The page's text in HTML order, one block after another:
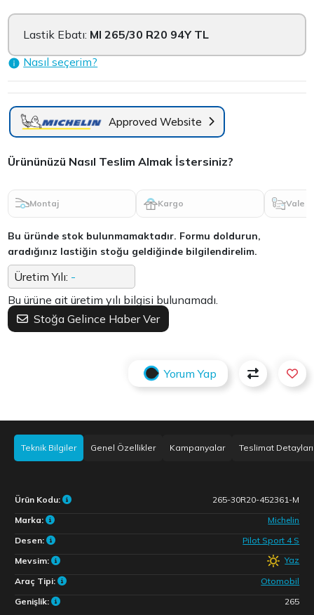
Lastik Ebatı: MI 265/30 R20 94Y TL
Nasıl seçerim?
Approved Website
Ürününüzü Nasıl Teslim Almak İstersiniz?
Montaj Kargo Vale
Bu üründe stok bulunmamaktadır. Formu doldurun,
aradığınız lastiğin stoğu geldiğinde bilgilendirelim.
Üretim Yılı: -
Bu ürüne ait üretim yılı bilgisi bulunamadı.
Stoğa Gelince Haber Ver
Yorum Yap
Teknik Bilgiler Genel Özellikler Kampanyalar Teslimat Detayları
Ürün Kodu:
265-30R20-452361-M
Marka:
Michelin
Desen:
Pilot Sport 4 S
Mevsim:
Yaz
Araç Tipi:
Otomobil
Genişlik:
265